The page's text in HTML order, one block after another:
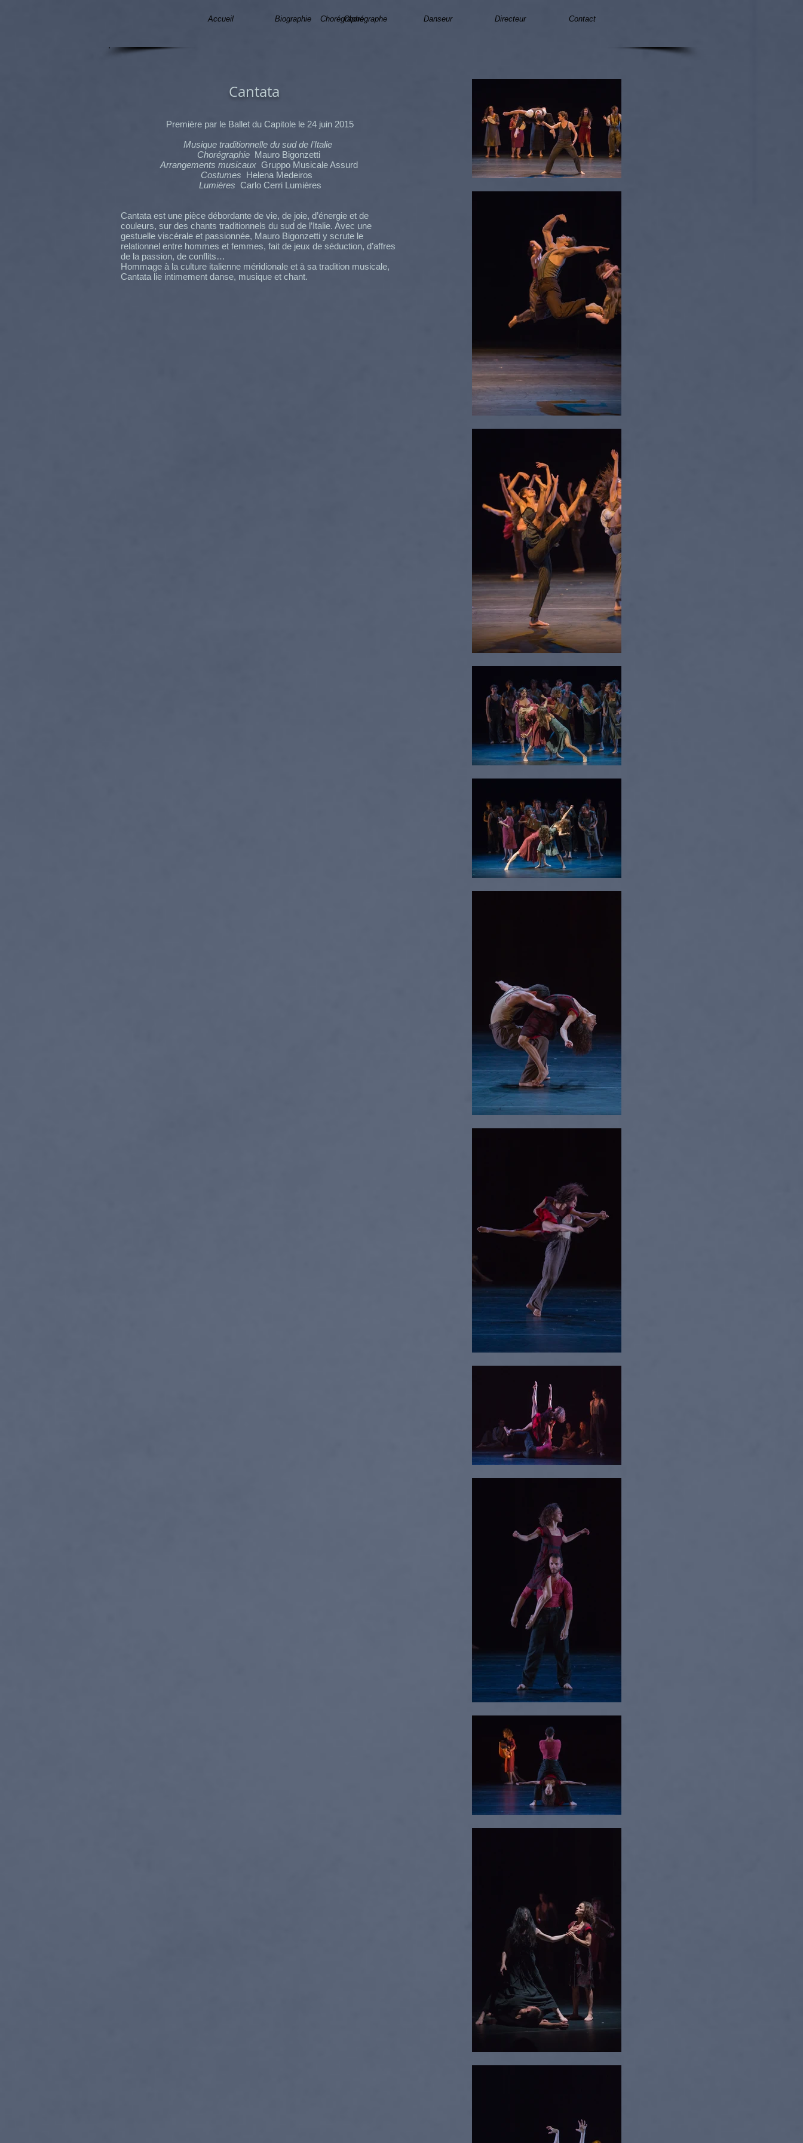
Chorégraphe Contact
Directeur
Danseur
Chorégraphe
Biographie
Accueil
Cantata
Première par le Ballet du Capitole le 24 juin 2015
Musique traditionnelle du sud de l’Italie
Chorégraphie Mauro Bigonzetti
Arrangements musicauxGruppo Musicale Assurd
Costumes Helena Medeiros
Lumières Carlo Cerri Lumières
Cantata est une pièce débordante de vie, de joie, d’énergie et de
couleurs, sur des chants traditionnels du sud de l’Italie. Avec une
gestuelle viscérale et passionnée, Mauro Bigonzetti y scrute le
relationnel entre hommes et femmes, fait de jeux de séduction, d’affres
de la passion, de conflits…
Hommage à la culture italienne méridionale et à sa tradition musicale,
Cantata lie intimement danse, musique et chant.